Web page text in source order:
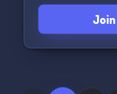
2️⃣ In our server,
profanity in public
though, we have a
that! If you've
because you
3️⃣ Advertising any